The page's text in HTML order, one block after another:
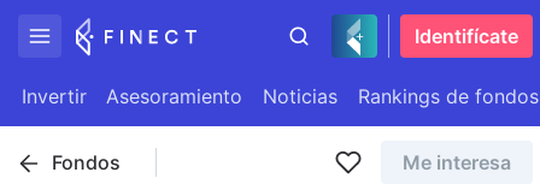
Identifícate
Invertir Asesoramiento Noticias Rankings de fondos
Fondos Me interesa